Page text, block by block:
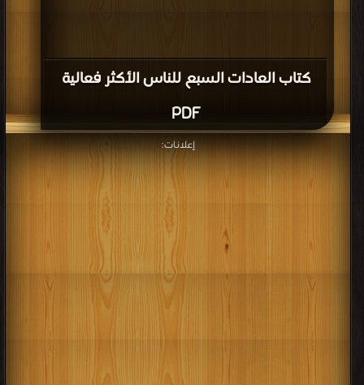
كتاب العادات السبع للناس الأكثر فعالية
PDF
إعلانات: